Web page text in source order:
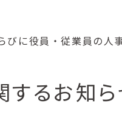
びに役員・従業員の人
るお知ら